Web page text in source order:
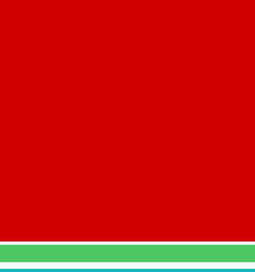
HKD 4,764.56